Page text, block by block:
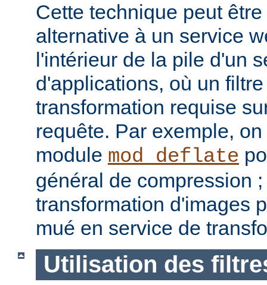
Cette technique peut
alternative à un service
l'intérieur de la pile d'un
d'applications, où un
transformation requise
requête. Par exemple,
module mod_deflate
général de compression
transformation d'images
mué en service de
Utilisation des